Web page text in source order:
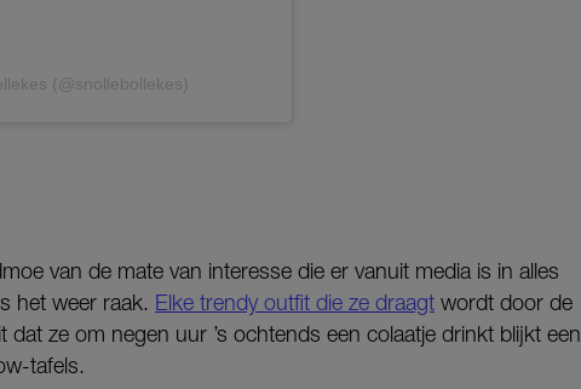
(@snollebollekes)
van de mate van interesse die er vanuit media is in alles
het weer raak. Elke trendy outfit die ze draagt wordt door de
ze om negen uur ’s ochtends een colaatje drinkt blijkt een
tafels.